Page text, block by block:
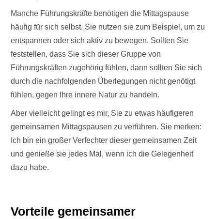
Manche Führungskräfte benötigen die Mittagspause
häufig für sich selbst. Sie nutzen sie zum Beispiel, um zu
entspannen oder sich aktiv zu bewegen. Sollten Sie
feststellen, dass Sie sich dieser Gruppe von
Führungskräften zugehörig fühlen, dann sollten Sie sich
durch die nachfolgenden Überlegungen nicht genötigt
fühlen, gegen Ihre innere Natur zu handeln.
Aber vielleicht gelingt es mir, Sie zu etwas häufigeren
gemeinsamen Mittagspausen zu verführen. Sie merken:
Ich bin ein großer Verfechter dieser gemeinsamen Zeit
und genieße sie jedes Mal, wenn ich die Gelegenheit
dazu habe.
Vorteile gemeinsamer